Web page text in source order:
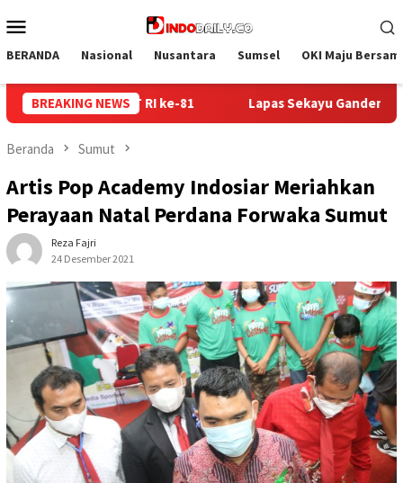
ke
Mobile
BERANDA Nasional Nusantara Sumsel OKI Maju
BREAKING NEWS
Sekayu Gandeng Kwarcab Muba Berikan Materi Dasar
Beranda Sumut
Artis Pop Academy Indosiar Meriahkan
Perayaan Natal Perdana Forwaka Sumut
Reza Fajri
24 Desember 2021